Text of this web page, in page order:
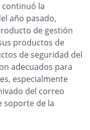
continuó la
año pasado,
de gestión
productos de
de seguridad del
adecuados para
especialmente
del correo
soporte de la